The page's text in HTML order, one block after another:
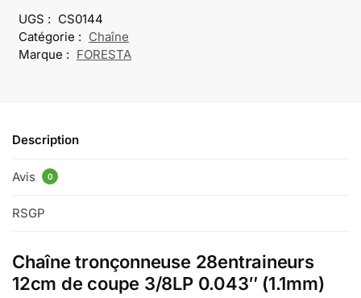
UGS : CS0144
Catégorie : Chaîne
Marque : FORESTA
Description
Avis 0
RSGP
Chaîne tronçonneuse 28entraineurs
12cm de coupe 3/8LP 0.043″ (1.1mm)